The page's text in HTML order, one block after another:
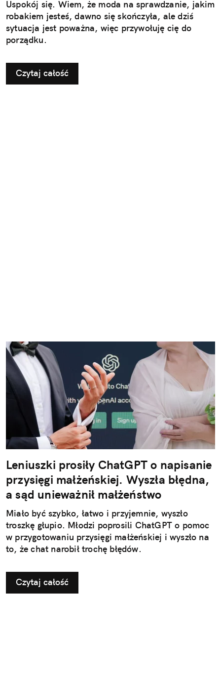
Uspokój się. Wiem, że moda na sprawdzanie, jakim
robakiem jesteś, dawno się skończyła, ale dziś
sytuacja jest poważna, więc przywołuję cię do
porządku.
Czytaj całość
Leniuszki prosiły ChatGPT o napisanie
przysięgi małżeńskiej. Wyszła błędna,
a sąd unieważnił małżeństwo
Miało być szybko, łatwo i przyjemnie, wyszło
troszkę głupio. Młodzi poprosili ChatGPT o pomoc
w przygotowaniu przysięgi małżeńskiej i wyszło na
to, że chat narobił trochę błędów.
Czytaj całość